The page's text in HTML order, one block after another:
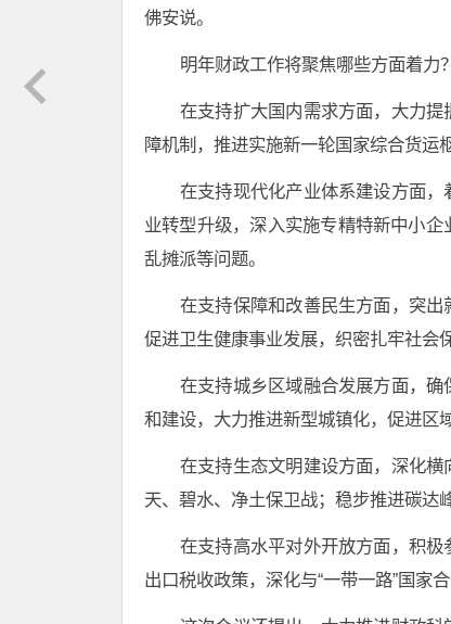
佛安说。
明年财政工作将聚焦哪些方面着力
在支持扩大国内需求方面，大力
障机制，推进实施新一轮国家综合货运
在支持现代化产业体系建设方面
业转型升级，深入实施专精特新中小企
乱摊派等问题。
在支持保障和改善民生方面，突出
促进卫生健康事业发展，织密扎牢社会
在支持城乡区域融合发展方面，
和建设，大力推进新型城镇化，促进区
在支持生态文明建设方面，深化
天、碧水、净土保卫战；稳步推进碳达
在支持高水平对外开放方面，积
出口税收政策，深化与“一带一路”国家合